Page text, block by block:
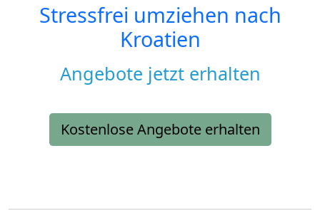
Stressfrei umziehen nach
Kroatien
Angebote jetzt erhalten
Kostenlose Angebote erhalten